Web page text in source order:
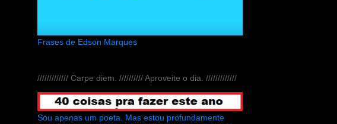
Frases de Edson Marques
///////////// Carpe diem. ////////// Aproveite o dia. /////////////
Sou apenas um poeta. Mas estou profundamente